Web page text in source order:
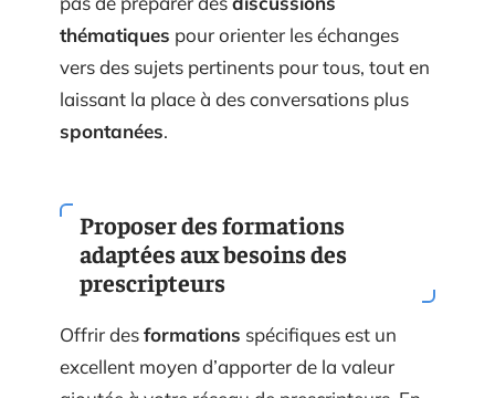
pas de préparer des discussions
thématiques pour orienter les échanges
vers des sujets pertinents pour tous, tout en
laissant la place à des conversations plus
spontanées
Proposer des formations
adaptées aux besoins des
prescripteurs
Offrir des formations spécifiques est un
excellent moyen d’apporter de la valeur